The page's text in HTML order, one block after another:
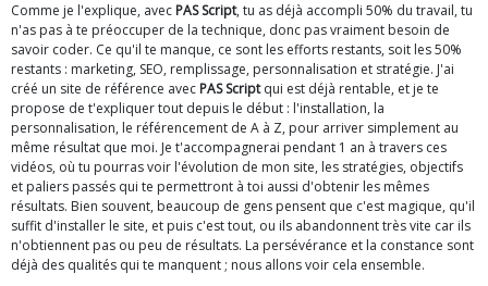
Comme je l'explique, avec PAS Script, tu as déjà accompli 50% du travail, tu
n'as pas à te préoccuper de la technique, donc pas vraiment besoin de
savoir coder. Ce qu'il te manque, ce sont les efforts restants, soit les 50%
restants : marketing, SEO, remplissage, personnalisation et stratégie. J'ai
créé un site de référence avec PAS Scriptqui est déjà rentable, et je te
propose de t'expliquer tout depuis le début : l'installation, la
personnalisation, le référencement de A à Z, pour arriver simplement au
même résultat que moi. Je t'accompagnerai pendant 1 an à travers ces
vidéos, où tu pourras voir l'évolution de mon site, les stratégies, objectifs
et paliers passés qui te permettront à toi aussi d'obtenir les mêmes
résultats. Bien souvent, beaucoup de gens pensent que c'est magique, qu'il
suffit d'installer le site, et puis c'est tout, ou ils abandonnent très vite car ils
n'obtiennent pas ou peu de résultats. La persévérance et la constance sont
déjà des qualités qui te manquent ; nous allons voir cela ensemble.